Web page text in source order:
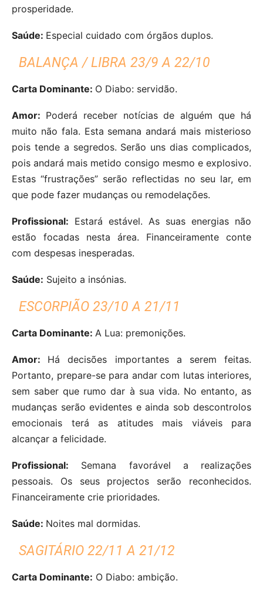
prosperidade.
Saúde: Especial cuidado com órgãos duplos.
BALANÇA / LIBRA 23/9 A 22/10
Carta Dominante: O Diabo: servidão.
Amor: Poderá receber notícias de alguém que há
muito não fala. Esta semana andará mais misterioso
pois tende a segredos. Serão uns dias complicados,
pois andará mais metido consigo mesmo e explosivo.
Estas “frustrações” serão reflectidas no seu lar, em
que pode fazer mudanças ou remodelações.
Profissional: Estará estável. As suas energias não
estão focadas nesta área. Financeiramente conte
com despesas inesperadas.
Saúde: Sujeito a insónias.
ESCORPIÃO 23/10 A 21/11
Carta Dominante: A Lua: premonições.
Amor: Há decisões importantes a serem feitas.
Portanto, prepare-se para andar com lutas interiores,
sem saber que rumo dar à sua vida. No entanto, as
mudanças serão evidentes e ainda sob descontrolos
emocionais terá as atitudes mais viáveis para
alcançar a felicidade.
Profissional: Semana favorável a realizações
pessoais. Os seus projectos serão reconhecidos.
Financeiramente crie prioridades.
Saúde: Noites mal dormidas.
SAGITÁRIO 22/11 A 21/12
Carta Dominante: O Diabo: ambição.